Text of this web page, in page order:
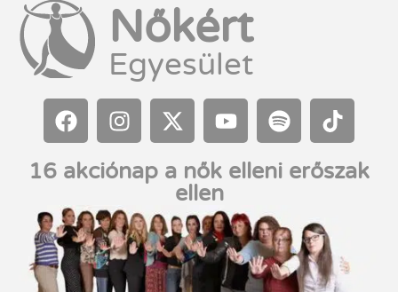
Nőkért
Egyesület
16 akciónap a nők elleni erőszak
ellen